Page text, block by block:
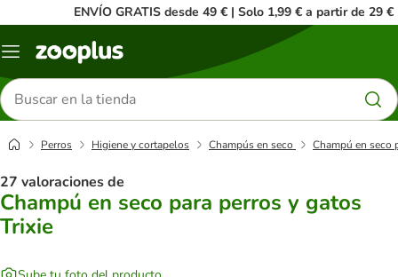
ENVÍO GRATIS desde 49 € | Solo 1,99 € a partir de 29 €
Menú
Buscar
productos
Perros Higiene y cortapelos Champús en seco Champú en seco
27 valoraciones de
Champú en seco para perros y gatos
Trixie